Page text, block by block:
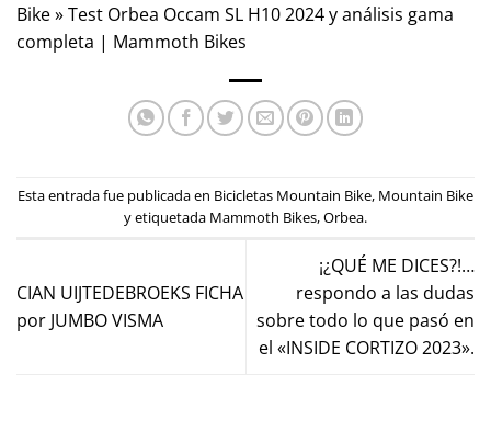
Bike»Test Orbea Occam SL H10 2024 y análisis gama
completa | Mammoth Bikes
Esta entrada fue publicada en Bicicletas Mountain Bike, Mountain Bike
y etiquetada Mammoth Bikes,Orbea.
CIAN UIJTEDEBROEKS FICHA
por JUMBO VISMA
¡¿QUÉ ME DICES?!…
respondo a las dudas
sobre todo lo que pasó en
el «INSIDE CORTIZO 2023».